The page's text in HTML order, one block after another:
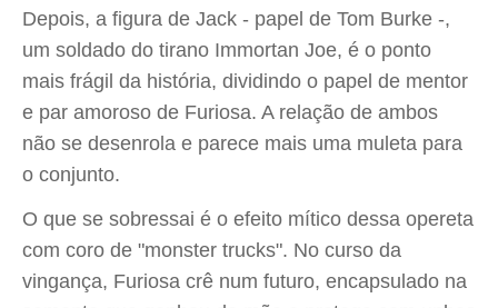
Depois, a figura de Jack - papel de Tom Burke -,
um soldado do tirano Immortan Joe, é o ponto
mais frágil da história, dividindo o papel de mentor
e par amoroso de Furiosa. A relação de ambos
não se desenrola e parece mais uma muleta para
o conjunto.
O que se sobressai é o efeito mítico dessa opereta
com coro de "monster trucks". No curso da
vingança, Furiosa crê num futuro, encapsulado na